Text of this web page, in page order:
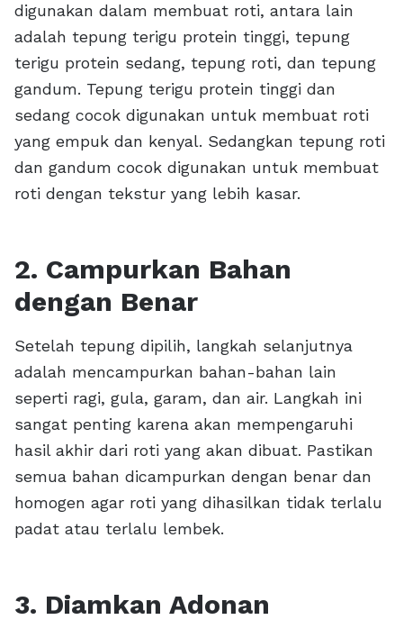
digunakan dalam membuat roti, antara lain
adalah tepung terigu protein tinggi, tepung
terigu protein sedang, tepung roti, dan tepung
gandum. Tepung terigu protein tinggi dan
sedang cocok digunakan untuk membuat roti
yang empuk dan kenyal. Sedangkan tepung roti
dan gandum cocok digunakan untuk membuat
roti dengan tekstur yang lebih kasar.
2. Campurkan Bahan
dengan Benar
Setelah tepung dipilih, langkah selanjutnya
adalah mencampurkan bahan-bahan lain
seperti ragi, gula, garam, dan air. Langkah ini
sangat penting karena akan mempengaruhi
hasil akhir dari roti yang akan dibuat. Pastikan
semua bahan dicampurkan dengan benar dan
homogen agar roti yang dihasilkan tidak terlalu
padat atau terlalu lembek.
3. Diamkan Adonan